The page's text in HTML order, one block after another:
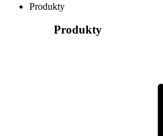
Produkty
Produkty